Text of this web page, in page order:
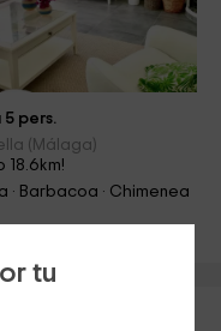
tu
5 pers.
(Málaga)
18.6km!
· Barbacoa · Chimenea